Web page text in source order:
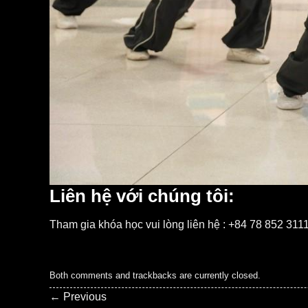
Liên hệ với chúng tôi:
Tham gia khóa học vui lòng liên hệ : +84 78 852
Both comments and trackbacks are currently closed.
← Previous